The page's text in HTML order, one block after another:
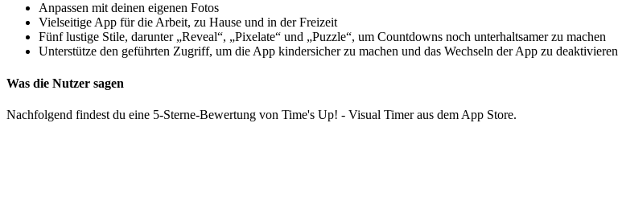
Anpassen mit deinen eigenen Fotos
Vielseitige App für die Arbeit, zu Hause und in der Freizeit
Fünf lustige Stile, darunter „Reveal“, „Pixelate“ und „Puzzle“, um Countdowns noch unterhaltsamer zu machen
Unterstütze den geführten Zugriff, um die App kindersicher zu machen und das Wechseln der App zu deaktivieren
Was die Nutzer sagen
Nachfolgend findest du eine 5-Sterne-Bewertung von Time's Up! - Visual Timer aus dem App Store.